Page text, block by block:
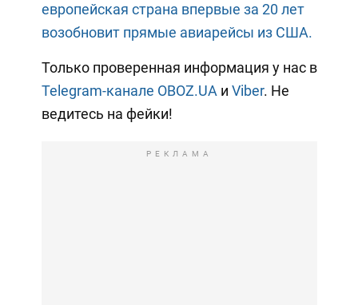
европейская страна впервые за 20 лет
возобновит прямые авиарейсы из США.
Только проверенная информация у нас в
Telegram-канале OBOZ.UA и Viber. Не
ведитесь на фейки!
РЕКЛАМА